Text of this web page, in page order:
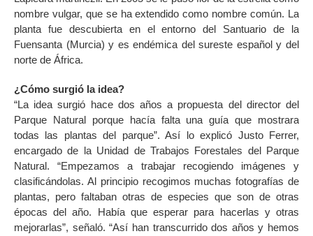
nombre vulgar, que se ha extendido como nombre común. La
planta fue descubierta en el entorno del Santuario de la
Fuensanta (Murcia) y es endémica del sureste español y del
norte de África.
¿Cómo surgió la idea?
“La idea surgió hace dos años a propuesta del director del
Parque Natural porque hacía falta una guía que mostrara
todas las plantas del parque”. Así lo explicó Justo Ferrer,
encargado de la Unidad de Trabajos Forestales del Parque
Natural. “Empezamos a trabajar recogiendo imágenes y
clasificándolas. Al principio recogimos muchas fotografías de
plantas, pero faltaban otras de especies que son de otras
épocas del año. Había que esperar para hacerlas y otras
mejorarlas”, señaló. “Así han transcurrido dos años y hemos